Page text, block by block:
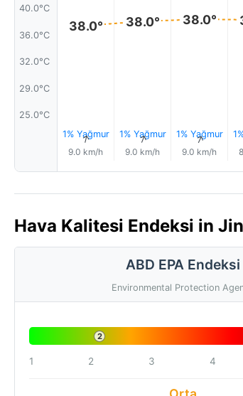
40.0°C
36.0°C
32.0°C
29.0°C
25.0°C
38.0°
1% Yağmur
↑
9.0 km/h
38.0°
1% Yağmur
↑
9.0 km/h
38.0°
1% Yağmur
↑
9.0 km/h
Hava Kalitesi Endeksi in
ABD EPA Endeksi
Environmental Protection
2
1 2 3 4